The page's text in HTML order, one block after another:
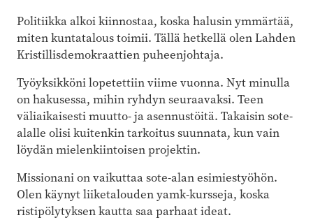
Politiikka alkoi kiinnostaa, koska halusin ymmärtää,
miten kuntatalous toimii. Tällä hetkellä olen Lahden
Kristillisdemokraattien puheenjohtaja.
Työyksikköni lopetettiin viime vuonna. Nyt minulla
on hakusessa, mihin ryhdyn seuraavaksi. Teen
väliaikaisesti muutto- ja asennustöitä. Takaisin sote-
alalle olisi kuitenkin tarkoitus suunnata, kun vain
löydän mielenkiintoisen projektin.
Missionani on vaikuttaa sote-alan esimiestyöhön.
Olen käynyt liiketalouden yamk-kursseja, koska
ristipölytyksen kautta saa parhaat ideat.